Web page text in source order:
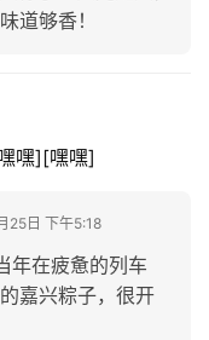
道够香！
嘿][嘿嘿]
25日 下午5:18
年在疲惫的列车
嘉兴粽子，很开